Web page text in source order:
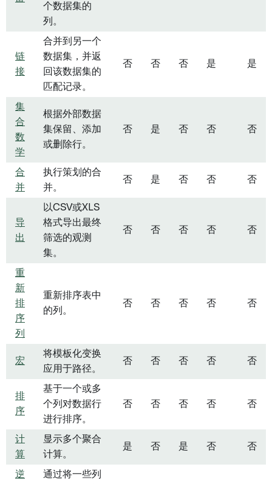
个数据集的
列。
链
接
合并到另一个
数据集，并返
回该数据集的
匹配记录。
否 否 否 是 是
集
合
数
学
根据外部数据
集保留、添加
或删除行。
否 是 否 否 否
合
并
执行策划的合
并。
否 是 否 否 否
导
出
以CSV或XLS
格式导出最终
筛选的观测
集。
否 否 否 否 否
重
新
排
序
列
重新排序表中
的列。
否 否 否 否 否
宏
将模板化变换
应用于路径。
否 否 否 否 否
排
序
基于一个或多
个列对数据行
进行排序。
否 否 否 否 否
计
算
显示多个聚合
计算。
是 否 是 否 否
逆
通过将一些列